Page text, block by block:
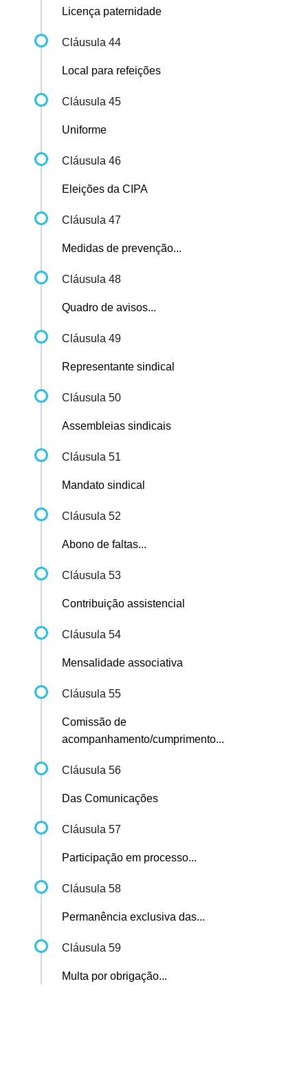
Licença paternidade
Cláusula 44
Local para refeições
Cláusula 45
Uniforme
Cláusula 46
Eleições da CIPA
Cláusula 47
Medidas de prevenção...
Cláusula 48
Quadro de avisos...
Cláusula 49
Representante sindical
Cláusula 50
Assembleias sindicais
Cláusula 51
Mandato sindical
Cláusula 52
Abono de faltas...
Cláusula 53
Contribuição assistencial
Cláusula 54
Mensalidade associativa
Cláusula 55
Comissão de
acompanhamento/cumprimento...
Cláusula 56
Das Comunicações
Cláusula 57
Participação em processo...
Cláusula 58
Permanência exclusiva das...
Cláusula 59
Multa por obrigação...